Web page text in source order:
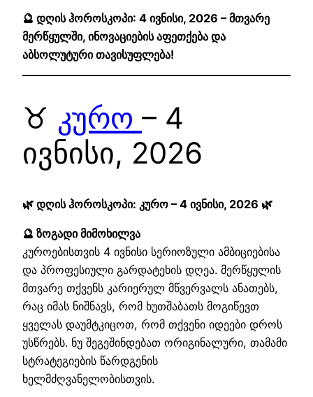
🔮 დღის ჰოროსკოპი: 4 ივნისი, 2026 – მთვარე
მერწყულში, ინოვაციების აფეთქება და
აბსოლუტური თავისუფლება!
♉ კურო – 4
ივნისი, 2026
🌿 დღის ჰოროსკოპი: კურო – 4 ივნისი, 2026 🌿
🔮 ზოგადი მიმოხილვა
კუროებისთვის 4 ივნისი სერიოზული ამბიციებისა
და პროფესიული გარდატეხის დღეა. მერწყულის
მთვარე თქვენს კარიერულ მწვერვალს ანათებს,
რაც იმას ნიშნავს, რომ ხუთშაბათს მოგიწევთ
ყველას დაუმტკიცოთ, რომ თქვენი იდეები დროს
უსწრებს. ნუ შეგეშინდებათ ორიგინალური, თამამი
სტრატეგიების წარდგენის
ხელმძღვანელობისთვის.